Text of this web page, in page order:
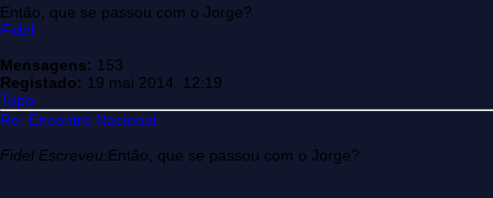
Então, que se passou com o Jorge?
Fidel
Mensagens: 153
Registado: 19 mai 2014, 12:19
Topo
Re: Encontro Nacional
Fidel Escreveu:Então, que se passou com o Jorge?